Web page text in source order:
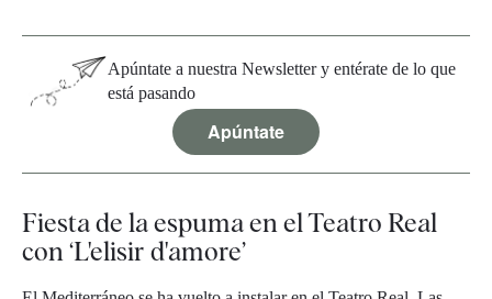
Apúntate a nuestra Newsletter y entérate de lo que
está pasando
Apúntate
Fiesta de la espuma en el Teatro Real
con ‘L'elisir d'amore’